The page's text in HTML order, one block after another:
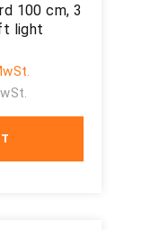
100 cm, 3
light